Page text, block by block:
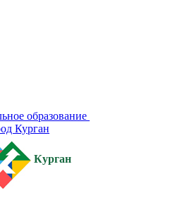
образование
Курган
Курган